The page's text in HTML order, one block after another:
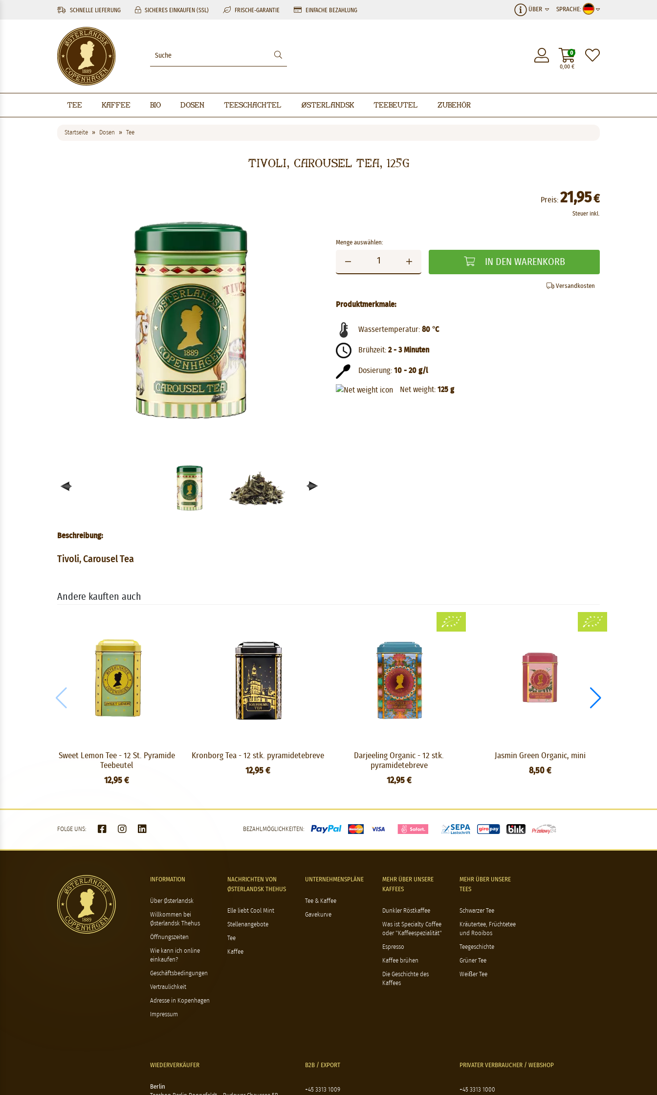
SCHNELLE LIEFERUNG SICHERES EINKAUFEN (SSL) FRISCHE-GARANTIE EINFACHE BEZAHLUNG SPRACHE:
ÜBER
0,00€
0
Tee Kaffee BIO Dosen Teeschachtel Østerlandsk Teebeutel Zubehör
Startseite Dosen Tee
Tivoli, Carousel Tea, 125g
Preis: 21,95€
Steuer inkl.
Menge auswählen:
IN DEN WARENKORB
Versandkosten
Produktmerkmale:
Wassertemperatur: 80 °C
Brühzeit: 2 - 3 Minuten
Dosierung: 10 - 20 g/l
Net weight: 125 g
Beschreibung:
Tivoli, Carousel Tea
Andere kauften auch
Sweet Lemon Tee - 12 St. Pyramide
Teebeutel
12,95 €
Kronborg Tea - 12 stk. pyramidetebreve
12,95 €
Darjeeling Organic - 12 stk.
pyramidetebreve
12,95 €
Jasmin Green Organic, mini
8,50 €
FOLGE UNS: BEZAHLMÖGLICHKEITEN:
INFORMATION
Über Østerlandsk
Willkommen bei
Østerlandsk Thehus
Öffnungszeiten
Wie kann ich online
einkaufen?
Geschäftsbedingungen
Vertraulichkeit
Adresse in Kopenhagen
Impressum
NACHRICHTEN VON
ØSTERLANDSK THEHUS
Elle liebt Cool Mint
Stellenangebote
Tee
Kaffee
UNTERNEHMENSPLÄNE
Tee & Kaffee
Gavekurve
MEHR ÜBER UNSERE
KAFFEES
Dunkler Röstkaffee
Was ist Specialty Coffee
oder "Kaffeespezialität"
Espresso
Kaffee brühen
Die Geschichte des
Kaffees
MEHR ÜBER UNSERE
TEES
Schwarzer Tee
Kräutertee, Früchtetee
und Rooibos
Teegeschichte
Grüner Tee
Weißer Tee
WIEDERVERKÄUFER
Berlin
B2B / EXPORT
+45 3313 1009
PRIVATER VERBRAUCHER / WEBSHOP
+45 3313 1000